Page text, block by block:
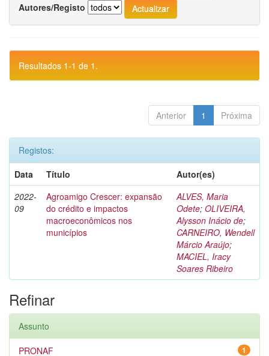
Autores/Registo
Resultados 1-1 de 1.
Anterior 1 Próxima
Registos:
Data
Título
Autor(es)
2022-
09
Agroamigo Crescer: expansão
do crédito e impactos
macroeconômicos nos
municípios
ALVES, Maria
Odete; OLIVEIRA,
Alysson Inácio de;
CARNEIRO, Wendell
Márcio Araújo;
MACIEL, Iracy
Soares Ribeiro
Refinar
Assunto
1
PRONAF